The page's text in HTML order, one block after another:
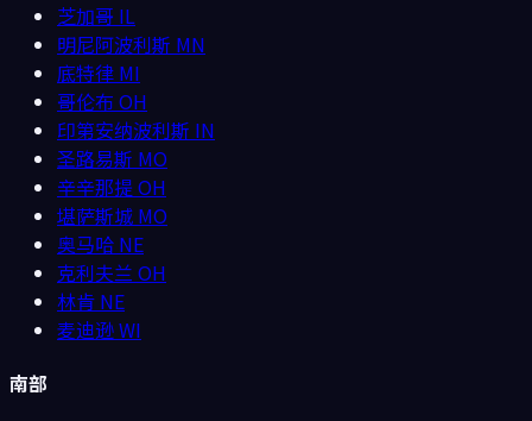
芝加哥 IL
明尼阿波利斯 MN
底特律 MI
哥伦布 OH
印第安纳波利斯 IN
圣路易斯 MO
辛辛那提 OH
堪萨斯城 MO
奥马哈 NE
克利夫兰 OH
林肯 NE
麦迪逊WI
南部